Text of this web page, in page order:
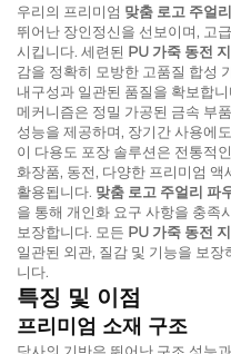
우리의 프리미엄 맞춤 로고 주얼
뛰어난 장인정신을 선보이며, 고
시킵니다. 세련된 PU 가죽 동전
감을 정확히 모방한 고품질 합성
내구성과 일관된 품질을 확보합
메커니즘은 정밀 가공된 금속 부
성능을 제공하며, 장기간 사용에
이 다용도 포장 솔루션은 전통적
화장품, 동전, 다양한 프리미엄
활용됩니다. 맞춤 로고 주얼리 파
을 통해 개인화 요구 사항을 충족
보장합니다. 모든 PU 가죽 동전
일관된 외관, 질감 및 기능을 보
니다.
특징 및 이점
프리미엄 소재 구조